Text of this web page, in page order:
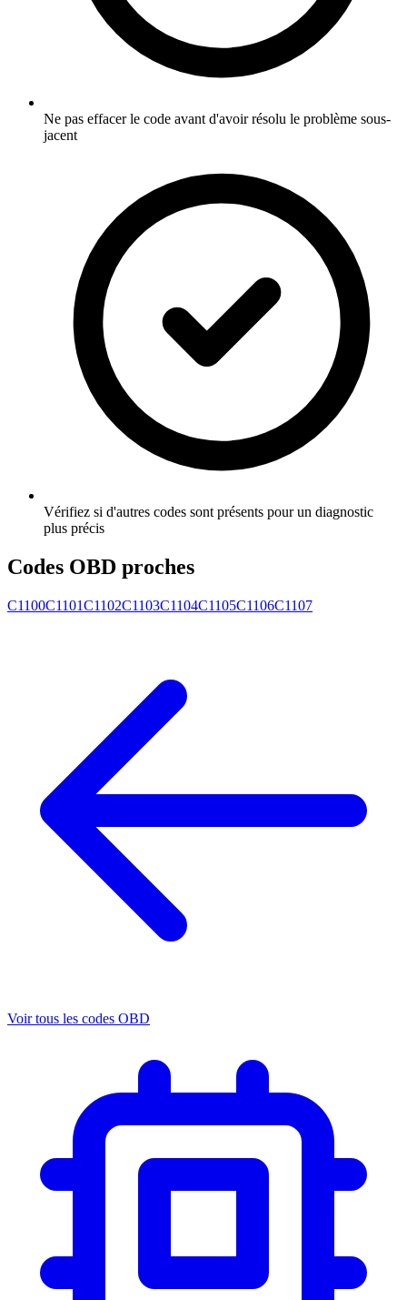
Ne pas effacer le code avant d'avoir résolu le problème sous-
jacent
Vérifiez si d'autres codes sont présents pour un diagnostic
plus précis
Codes OBD proches
C1100C1101C1102C1103C1104C1105C1106C1107
Voir tous les codes OBD